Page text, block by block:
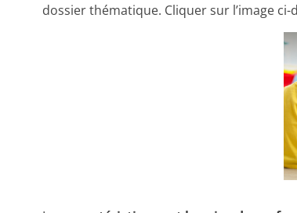
dossier thématique. Cliquer sur l’image